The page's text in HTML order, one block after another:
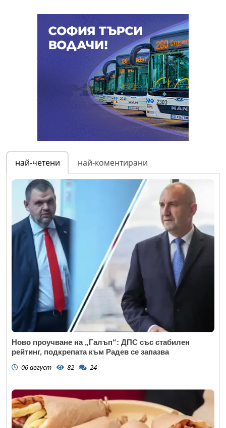
най-четени най-коментирани
Ново проучване на „Галъп“: ДПС със стабилен
рейтинг, подкрепата към Радев се запазва
06 август 82 24